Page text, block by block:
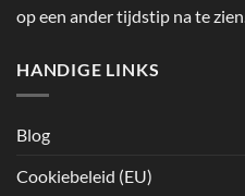
op een ander tijdstip na te zien.
HANDIGE LINKS
Blog
Cookiebeleid (EU)